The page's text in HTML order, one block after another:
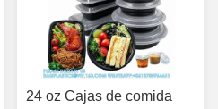
24 oz Cajas de comida